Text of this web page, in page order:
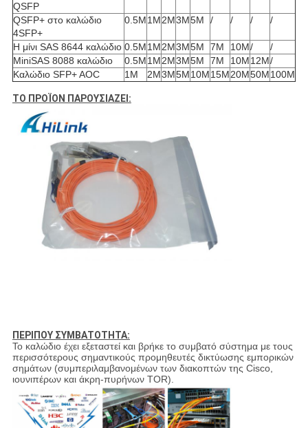
QSFP
QSFP+ στο καλώδιο
4SFP+
0.5M1M2M3M5M / / / /
Η μίνι SAS 8644 καλώδιο 0.5M1M2M3M5M 7M 10M/
/
MiniSAS 8088 καλώδιο
0.5M1M2M3M5M 7M 10M12M/
Καλώδιο SFP+ AOC
1M 2M3M5M10M15M20M50M100M
ΤΟ ΠΡΟΪΟΝ ΠΑΡΟΥΣΙΑΖΕΙ:
ΠΕΡΙΠΟΥ ΣΥΜΒΑΤΟΤΗΤΑ:
Το καλώδιο έχει εξεταστεί και βρήκε το συμβατό σύστημα με τους
περισσότερους σημαντικούς προμηθευτές δικτύωσης εμπορικών
σημάτων (συμπεριλαμβανομένων των διακοπτών της Cisco,
ιουνιπέρων και άκρη-πυρήνων TOR).